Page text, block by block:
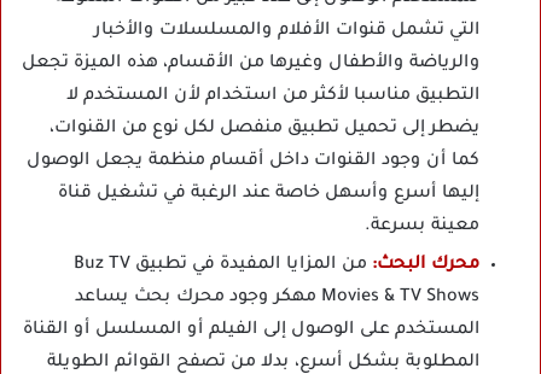
التي تشمل قنوات الأفلام والمسلسلات والأخبار
والرياضة والأطفال وغيرها من الأقسام، هذه الميزة تجعل
التطبيق مناسبا لأكثر من استخدام لأن المستخدم لا
يضطر إلى تحميل تطبيق منفصل لكل نوع من القنوات،
كما أن وجود القنوات داخل أقسام منظمة يجعل الوصول
إليها أسرع وأسهل خاصة عند الرغبة في تشغيل قناة
معينة بسرعة.
محرك البحث:
من المزايا المفيدة في تطبيق Buz TV
Movies & TV Shows مهكر وجود محرك بحث يساعد
المستخدم على الوصول إلى الفيلم أو المسلسل أو القناة
المطلوبة بشكل أسرع، بدلا من تصفح القوائم الطويلة